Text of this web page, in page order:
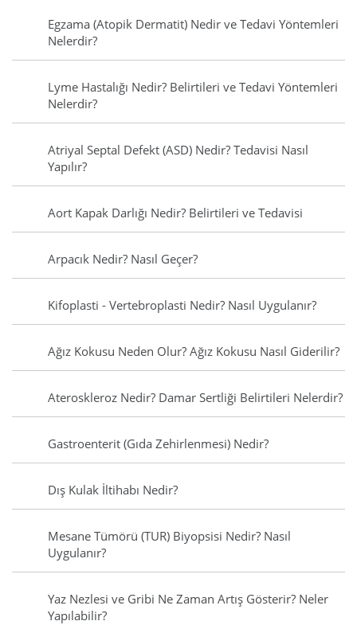
Egzama (Atopik Dermatit) Nedir ve Tedavi Yöntemleri
Nelerdir?
Lyme Hastalığı Nedir? Belirtileri ve Tedavi Yöntemleri
Nelerdir?
Atriyal Septal Defekt (ASD) Nedir? Tedavisi Nasıl
Yapılır?
Aort Kapak Darlığı Nedir? Belirtileri ve Tedavisi
Arpacık Nedir? Nasıl Geçer?
Kifoplasti - Vertebroplasti Nedir? Nasıl Uygulanır?
Ağız Kokusu Neden Olur? Ağız Kokusu Nasıl Giderilir?
Ateroskleroz Nedir? Damar Sertliği Belirtileri Nelerdir?
Gastroenterit (Gıda Zehirlenmesi) Nedir?
Dış Kulak İltihabı Nedir?
Mesane Tümörü (TUR) Biyopsisi Nedir? Nasıl
Uygulanır?
Yaz Nezlesi ve Gribi Ne Zaman Artış Gösterir? Neler
Yapılabilir?